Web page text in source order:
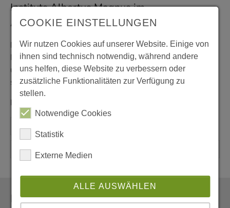
Instituts Albertus Magnus im
Augustinushaus statt.
Nach dem Einführungsvortrag durch Prof. Dr. Lorenz
Narku Laing zum Thema "(Anti-)Rassismus im Sozial-
und Gesundheitssystem" findet eine Podiumsdiskussion
statt.
Herzliche Einladung!
Newsletter
COOKIE EINSTELLUNGEN
Wir nutzen Cookies auf unserer Website. Einige von
ihnen sind technisch notwendig, während andere
uns helfen, diese Website zu verbessern oder
zusätzliche Funktionalitäten zur Verfügung zu
stellen.
Notwendige Cookies
Statistik
Externe Medien
ALLE AUSWÄHLEN